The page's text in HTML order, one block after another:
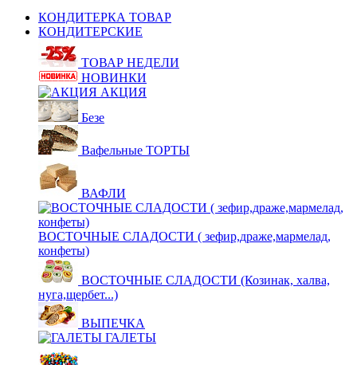
КОНДИТЕРКА ТОВАР
КОНДИТЕРСКИЕ
ТОВАР НЕДЕЛИ
НОВИНКИ
АКЦИЯ
Безе
Вафельные ТОРТЫ
ВАФЛИ
ВОСТОЧНЫЕ СЛАДОСТИ ( зефир,драже,мармелад,
конфеты)
ВОСТОЧНЫЕ СЛАДОСТИ (Козинак, халва,
нуга,щербет...)
ВЫПЕЧКА
ГАЛЕТЫ